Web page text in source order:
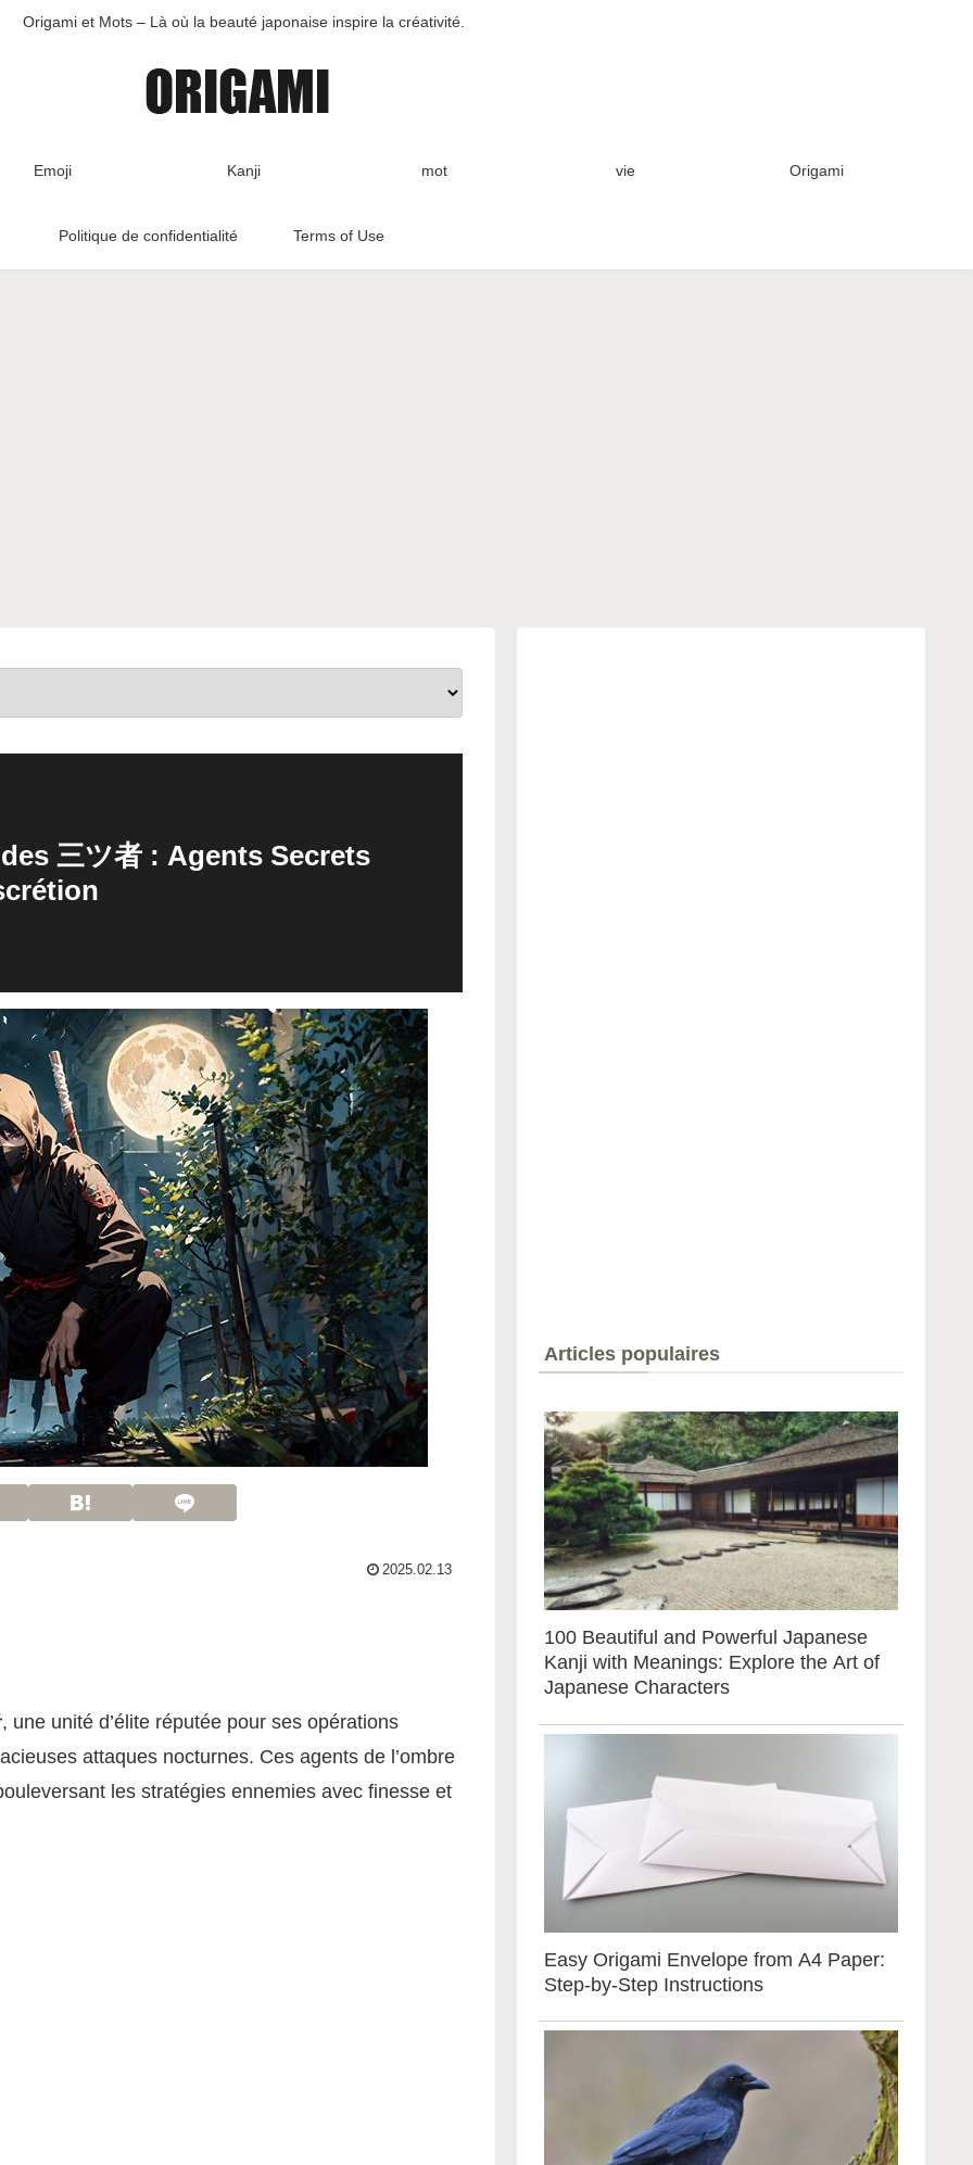
Origami et Mots – Là où la beauté japonaise inspire la créativité.
Emoji Kanji mot vie Origami
Politique de confidentialité Terms of Use
三ツ者 : Agents Secrets
2025.02.13
, une unité d’élite réputée pour ses opérations
attaques nocturnes. Ces agents de l’ombre
les stratégies ennemies avec finesse et
Articles populaires
100 Beautiful and Powerful Japanese
Kanji with Meanings: Explore the Art of
Japanese Characters
Easy Origami Envelope from A4 Paper:
Step-by-Step Instructions